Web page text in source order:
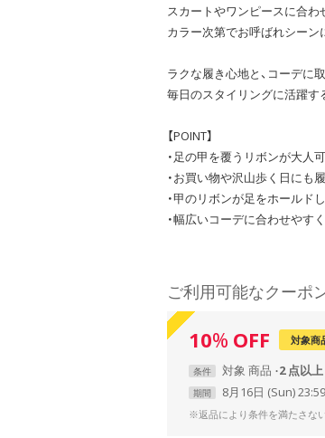
スカートやワンピースに合わ
カラー次第でお呼ばれシーン
ラクな履き心地と、コーデに
毎日のスタイリングに活躍す
【POINT】
・足の甲を覆うリボンが大人
・お買い物や沢山歩く日にも
・甲のリボンが足をホール
・幅広いコーデに合わせやす
ご利用可能なクーポ
10% OFF 対象商
条件 対象 商品 2 点以上
期間 8月16日 (Sun)
※返品により条件を満たさな